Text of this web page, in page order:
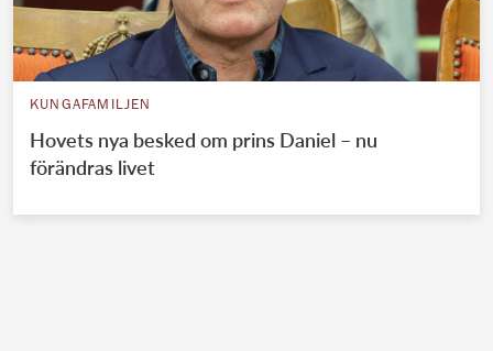
KUNGAFAMILJEN
Hovets nya besked om prins Daniel – nu
förändras livet